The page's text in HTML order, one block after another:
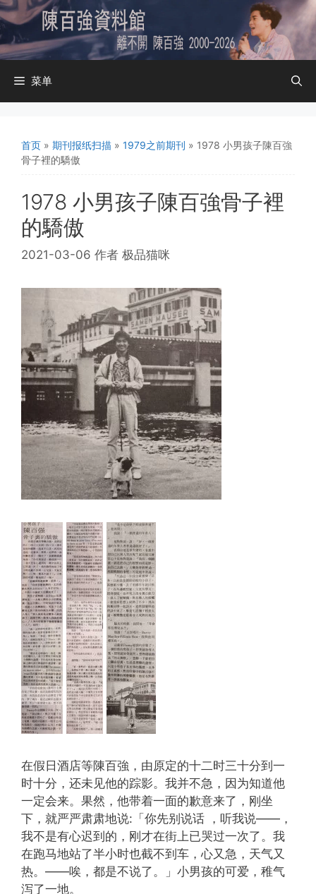
跳
至
内
容
菜单
首页 » 期刊报纸扫描 » 1979之前期刊 » 1978 小男孩子陳百強
骨子裡的驕傲
1978 小男孩子陳百強骨子裡
的驕傲
2021-03-06 作者 极品猫咪
在假日酒店等陳百強，由原定的十二时三十分到一
时十分，还未见他的踪影。我并不急，因为知道他
一定会来。果然，他带着一面的歉意来了，刚坐
下，就严严肃肃地说:「你先别说话 ，听我说——，
我不是有心迟到的，刚才在街上已哭过一次了。我
在跑马地站了半小时也截不到车，心又急，天气又
热。——唉，都是不说了。」小男孩的可爱，稚气
泻了一地。